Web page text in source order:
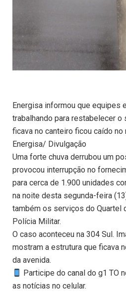
Energisa informou que equipes
trabalhando para restabelecer o
ficava no canteiro ficou caído no
Energisa/ Divulgação
Uma forte chuva derrubou um
provocou interrupção no
para cerca de 1.900 unidades
na noite desta segunda-feira
também os serviços do Quartel
Polícia Militar.
O caso aconteceu na 304 Sul.
mostram a estrutura que ficava
da avenida.
Participe do canal do g1 TO
as notícias no celular.